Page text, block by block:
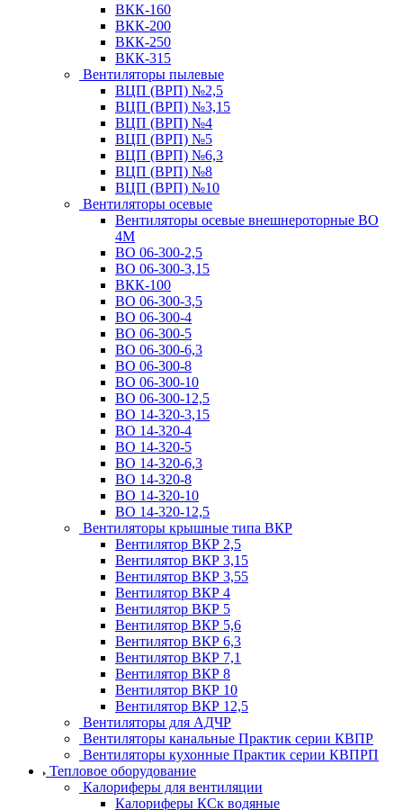
ВКК-160
ВКК-200
ВКК-250
ВКК-315
Вентиляторы пылевые
ВЦП (ВРП) №2,5
ВЦП (ВРП) №3,15
ВЦП (ВРП) №4
ВЦП (ВРП) №5
ВЦП (ВРП) №6,3
ВЦП (ВРП) №8
ВЦП (ВРП) №10
Вентиляторы осевые
Вентиляторы осевые внешнероторные ВО
4М
ВО 06-300-2,5
ВО 06-300-3,15
ВКК-100
ВО 06-300-3,5
ВО 06-300-4
ВО 06-300-5
ВО 06-300-6,3
ВО 06-300-8
ВО 06-300-10
ВО 06-300-12,5
ВО 14-320-3,15
ВО 14-320-4
ВО 14-320-5
ВО 14-320-6,3
ВО 14-320-8
ВО 14-320-10
ВО 14-320-12,5
Вентиляторы крышные типа ВКР
Вентилятор ВКР 2,5
Вентилятор ВКР 3,15
Вентилятор ВКР 3,55
Вентилятор ВКР 4
Вентилятор ВКР 5
Вентилятор ВКР 5,6
Вентилятор ВКР 6,3
Вентилятор ВКР 7,1
Вентилятор ВКР 8
Вентилятор ВКР 10
Вентилятор ВКР 12,5
Вентиляторы для АДЧР
Вентиляторы канальные Практик серии КВПР
Вентиляторы кухонные Практик серии КВПРП
Тепловое оборудование
Калориферы для вентиляции
Калориферы КСк водяные